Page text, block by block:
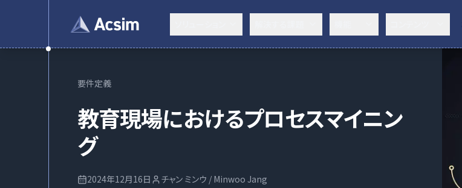
要件定義
教育現場におけるプロセスマイニン
グ
2024年12月16日 チャン ミンウ / Minwoo Jang